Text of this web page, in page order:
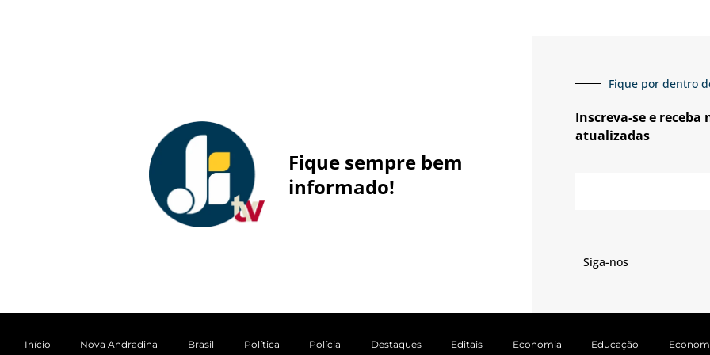
Fique sempre bem
informado!
Fique por dentro
Inscreva-se e
atualizadas
Siga-nos
Início Nova Andradina Brasil Política Polícia Destaques Editais Economia Educação